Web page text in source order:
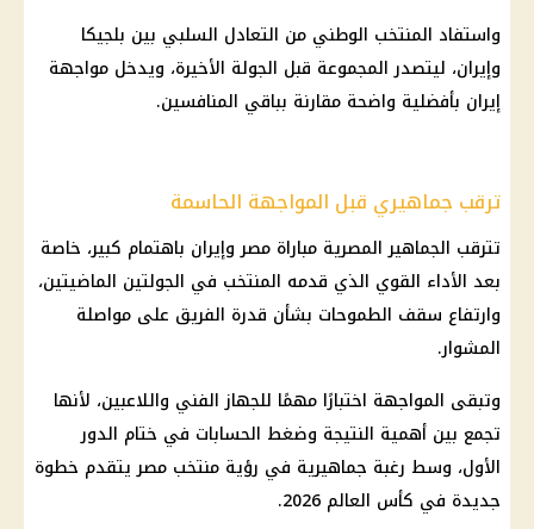
واستفاد المنتخب الوطني من التعادل السلبي بين بلجيكا
وإيران، ليتصدر المجموعة قبل الجولة الأخيرة، ويدخل مواجهة
إيران بأفضلية واضحة مقارنة بباقي المنافسين.
ترقب جماهيري قبل المواجهة الحاسمة
تترقب الجماهير المصرية مباراة مصر وإيران باهتمام كبير، خاصة
بعد الأداء القوي الذي قدمه المنتخب في الجولتين الماضيتين،
وارتفاع سقف الطموحات بشأن قدرة الفريق على مواصلة
المشوار.
وتبقى المواجهة اختبارًا مهمًا للجهاز الفني واللاعبين، لأنها
تجمع بين أهمية النتيجة وضغط الحسابات في ختام الدور
الأول، وسط رغبة جماهيرية في رؤية منتخب مصريتقدم خطوة
جديدة في كأس العالم 2026 .